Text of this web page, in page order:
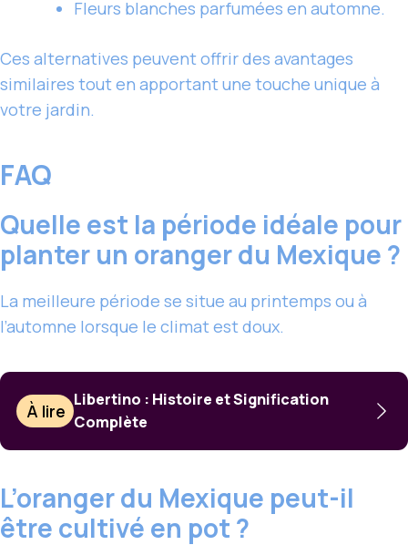
Fleurs blanches parfumées en automne.
Ces alternatives peuvent offrir des avantages
similaires tout en apportant une touche unique à
votre jardin.
FAQ
Quelle est la période idéale pour
planter un oranger du Mexique ?
La meilleure période se situe au printemps ou à
l’automne lorsque le climat est doux.
À lire
Libertino : Histoire et Signification
Complète
L’oranger du Mexique peut-il
être cultivé en pot ?